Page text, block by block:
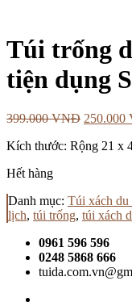
Túi trống
tiện dụng
399.000VNĐ 250.000
Kích thước: Rộng 21 x
Hết hàng
Danh mục: Túi xách du
lịch, túi trống, túi xách
0961 596 596
0248 5868 666